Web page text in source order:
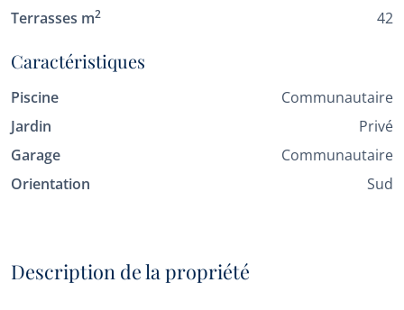
Terrasses m2 42
Caractéristiques
Piscine
Communautaire
Jardin
Privé
Garage
Communautaire
Orientation
Sud
Description de la propriété